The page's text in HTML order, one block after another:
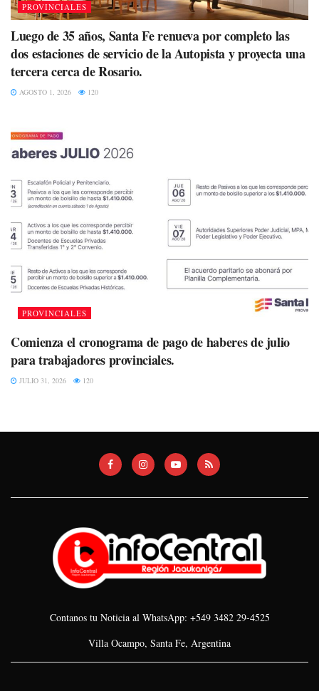
PROVINCIALES
Luego de 35 años, Santa Fe renueva por completo las
dos estaciones de servicio de la Autopista y proyecta una
tercera cerca de Rosario.
AGOSTO 1, 2026 120
PROVINCIALES
Comienza el cronograma de pago de haberes de julio
para trabajadores provinciales.
JULIO 31, 2026 120
Contanos tu Noticia al WhatsApp: +549 3482 29-4525
Villa Ocampo, Santa Fe, Argentina